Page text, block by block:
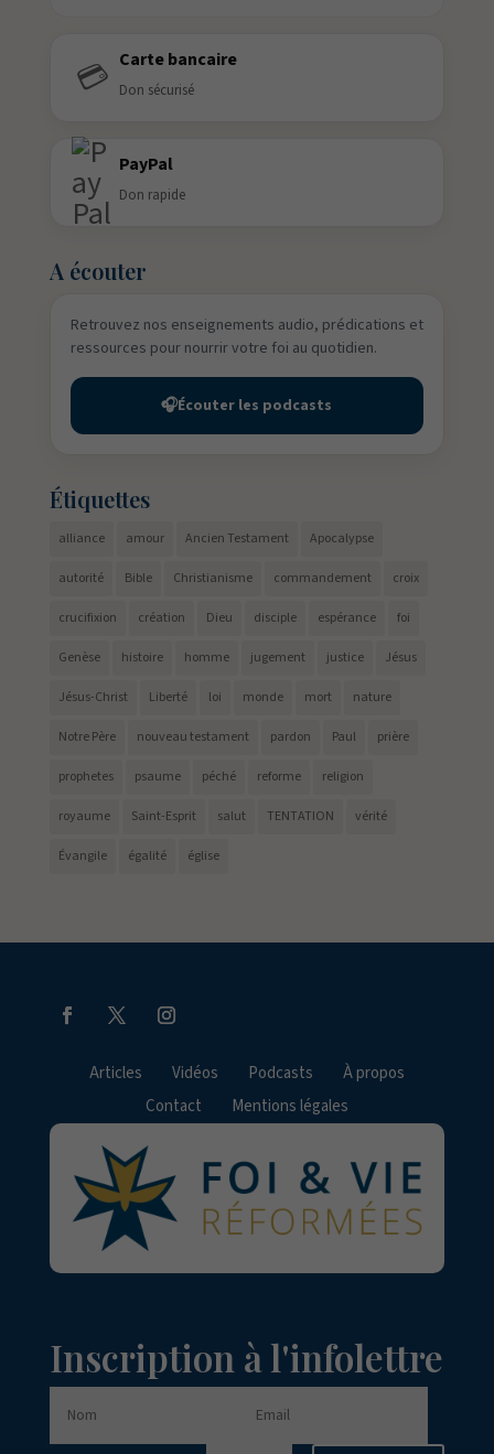
💳 Carte bancaire
Don sécurisé
PayPal
Don rapide
A écouter
Retrouvez nos enseignements audio, prédications et
ressources pour nourrir votre foi au quotidien.
🎧Écouter les podcasts
Étiquettes
alliance amour Ancien Testament Apocalypse
autorité Bible Christianisme commandement croix
crucifixion création Dieu disciple espérance foi
Genèse histoire homme jugement justice Jésus
Jésus-Christ Liberté loi monde mort nature
Notre Père nouveau testament pardon Paul prière
prophetes psaume péché reforme religion
royaume Saint-Esprit salut TENTATION vérité
Évangile égalité église
Articles Vidéos Podcasts
À propos
Contact
Mentions légales
Inscription à l'infolettre